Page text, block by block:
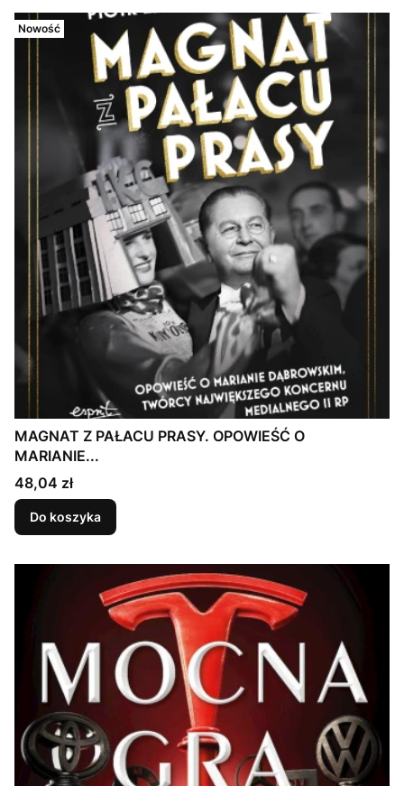
Nowość
MAGNAT Z PAŁACU PRASY. OPOWIEŚĆ O
MARIANIE...
Cena
48,04 zł
Do koszyka